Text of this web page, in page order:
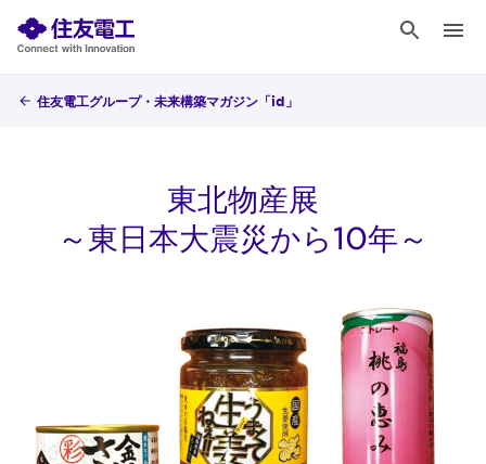
住友電工グループ・未来構築マガジン「id」
東北物産展
～東日本大震災から10年～